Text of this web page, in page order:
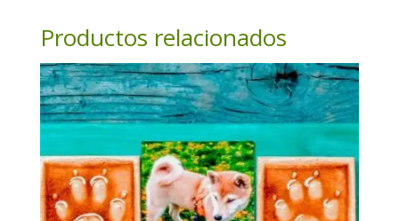
Productos relacionados